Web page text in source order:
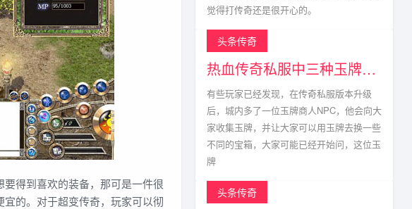
得到喜欢的装备，那可是一件很
的。对于超变传奇，玩家可以彻
觉得打传奇还是很开心的。
头条传奇
热血传奇私服中三种玉牌获得方式以及掉落点
有些玩家已经发现，在传奇私服版本升级
后，城内多了一位玉牌商人NPC，他会向大
家收集玉牌，并让大家可以用玉牌去换一些
不同的宝箱，大家可能已经开始问，这位玉
牌
头条传奇